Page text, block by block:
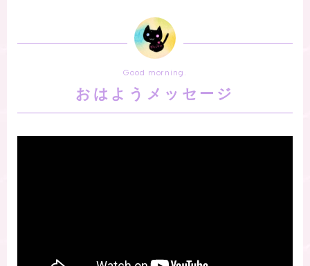
Good morning.
おはようメッセージ